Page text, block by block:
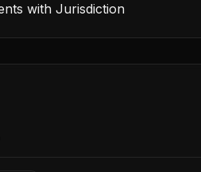
with Jurisdiction